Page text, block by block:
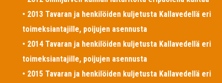
• 2013 Tavaran ja henkilöiden kuljetusta Kallavedellä eri
toimeksiantajille, poijujen asennusta
• 2014 Tavaran ja henkilöiden kuljetusta Kallavedellä eri
toimeksiantajille, poijujen asennusta
• 2015 Tavaran ja henkilöiden kuljetusta Kallavedellä eri